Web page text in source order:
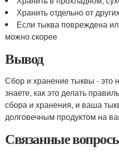
Хранить отдельно от
Если тыква повреждена
можно скорее
Вывод
Сбор и хранение тыквы - это
знаете, как это делать
сбора и хранения, и ваша
долговечным продуктом на
Связанные